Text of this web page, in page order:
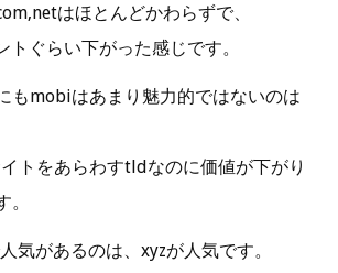
はほとんどかわらずで、
ぐらい下がった感じです。
もmobiはあまり魅力的ではないのは
トをあらわすtldなのに価値が下がり
気があるのは、xyzが人気です。